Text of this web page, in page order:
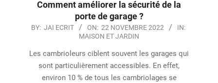
Comment améliorer la sécurité de la
porte de garage ?
2022-
22
BY: JAI ECRIT ON: 22 NOVEMBRE 2022
IN:
MAISON ET JARDIN
Les cambrioleurs ciblent souvent les garages qui
sont particulièrement accessibles. En effet,
environ 10 % de tous les cambriolages se